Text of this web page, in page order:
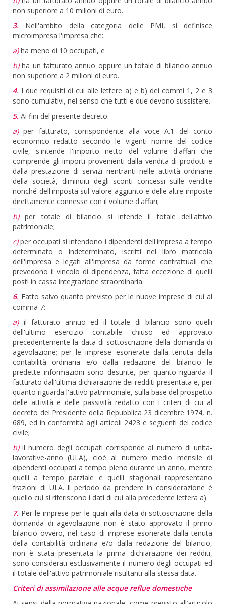
non superiore a 10 milioni di euro.
3. Nell'ambito della categoria delle PMI, si definisce
microimpresa l'impresa che:
a)ha meno di 10 occupati, e
b)ha un fatturato annuo oppure un totale di bilancio annuo
non superiore a 2 milioni di euro.
4. I due requisiti di cui alle lettere a) e b) dei commi 1, 2 e 3
sono cumulativi, nel senso che tutti e due devono sussistere.
5. Ai fini del presente decreto:
a)per fatturato, corrispondente alla voce A.1 del conto
economico redatto secondo le vigenti norme del codice
civile, s'intende l'importo netto del volume d'affari che
comprende gli importi provenienti dalla vendita di prodotti e
dalla prestazione di servizi rientranti nelle attività ordinarie
della società, diminuiti degli sconti concessi sulle vendite
nonché dell'imposta sul valore aggiunto e delle altre imposte
direttamente connesse con il volume d'affari;
b)per totale di bilancio si intende il totale dell'attivo
patrimoniale;
c)per occupati si intendono i dipendenti dell'impresa a tempo
determinato o indeterminato, iscritti nel libro matricola
dell'impresa e legati all'impresa da forme contrattuali che
prevedono il vincolo di dipendenza, fatta eccezione di quelli
posti in cassa integrazione straordinaria.
6. Fatto salvo quanto previsto per le nuove imprese di cui al
comma 7:
a)il fatturato annuo ed il totale di bilancio sono quelli
dell'ultimo esercizio contabile chiuso ed approvato
precedentemente la data di sottoscrizione della domanda di
agevolazione; per le imprese esonerate dalla tenuta della
contabilità ordinaria e/o dalla redazione del bilancio le
predette informazioni sono desunte, per quanto riguarda il
fatturato dall'ultima dichiarazione dei redditi presentata e, per
quanto riguarda l'attivo patrimoniale, sulla base del prospetto
delle attività e delle passività redatto con i criteri di cui al
decreto del Presidente della Repubblica 23 dicembre 1974, n.
689, ed in conformità agli articoli 2423 e seguenti del codice
civile;
b)il numero degli occupati corrisponde al numero di unita-
lavorative-anno (ULA), cioè al numero medio mensile di
dipendenti occupati a tempo pieno durante un anno, mentre
quelli a tempo parziale e quelli stagionali rappresentano
frazioni di ULA. Il periodo da prendere in considerazione è
quello cui si riferiscono i dati di cui alla precedente lettera a).
7. Per le imprese per le quali alla data di sottoscrizione della
domanda di agevolazione non è stato approvato il primo
bilancio ovvero, nel caso di imprese esonerate dalla tenuta
della contabilità ordinaria e/o dalla redazione del bilancio,
non è stata presentata la prima dichiarazione dei redditi,
sono considerati esclusivamente il numero degli occupati ed
il totale dell'attivo patrimoniale risultanti alla stessa data.
Criteri di assimilazione alle acque reflue domestiche